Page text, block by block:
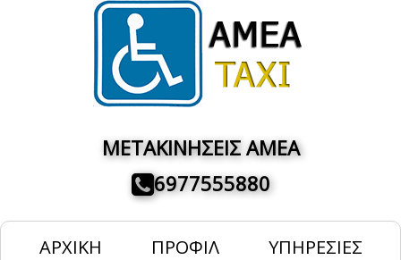
ΜΕΤΑΚΙΝΗΣΕΙΣ ΑΜΕΑ
6977555880
ΑΡΧΙΚΗ ΠΡΟΦΙΛ ΥΠΗΡΕΣΙΕΣ